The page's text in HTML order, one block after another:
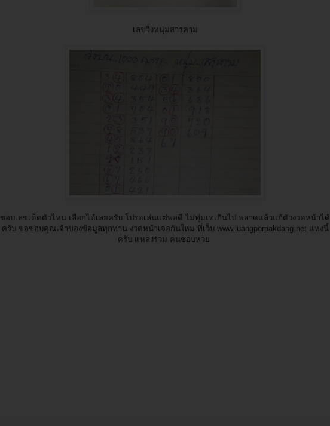
เลขวิ่งหนุ่มสารคาม
ชอบเลขเด็ดตัวไหน เลือกได้เลยครับ โปรดเล่นแต่พอดี ไม่ทุ่มเทเกินไป พลาดแล้วแก้ตัวงวดหน้าได้
ครับ ขอขอบคุณเจ้าของข้อมูลทุกท่าน งวดหน้าเจอกันใหม่ ที่เว็บ www.luangporpakdang.net แห่งนี้
ครับ แหล่งรวม คนชอบหวย